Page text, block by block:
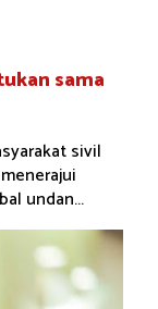
sama
sivil
undan...